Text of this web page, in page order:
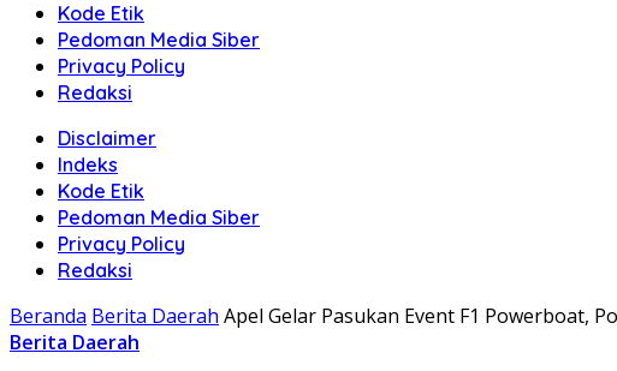
Kode Etik
Pedoman Media Siber
Privacy Policy
Redaksi
Disclaimer
Indeks
Kode Etik
Pedoman Media Siber
Privacy Policy
Redaksi
Beranda Berita Daerah Apel Gelar Pasukan Event F1 Powerboat,
Berita Daerah